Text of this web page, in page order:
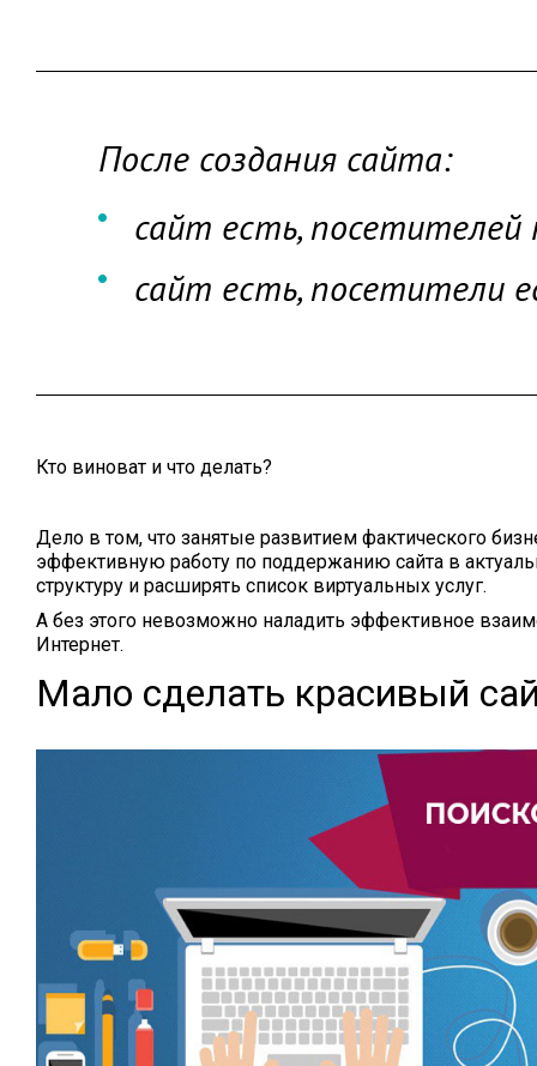
После создания сайта:
сайт есть,
сайт есть, посетители
Кто виноват и что делать?
Дело в том, что занятые развитием фактического
эффективную работу по поддержанию сайта в
структуру и расширять список виртуальных услуг.
А без этого невозможно наладить эффективное
Интернет.
Мало сделать красивый